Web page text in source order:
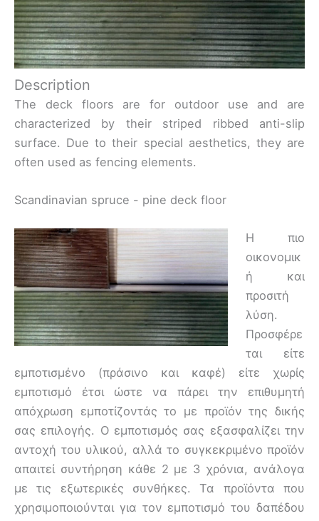
Description
The deck floors are for outdoor use and are
characterized by their striped ribbed anti-slip
surface. Due to their special aesthetics, they are
often used as fencing elements.
Scandinavian spruce - pine deck floor
Η πιο
οικονομικ
ή και
προσιτή
λύση.
Προσφέρε
ται είτε
εμποτισμένο (πράσινο και καφέ) είτε χωρίς
εμποτισμό έτσι ώστε να πάρει την επιθυμητή
απόχρωση εμποτίζοντάς το με προϊόν της δικής
σας επιλογής. Ο εμποτισμός σας εξασφαλίζει την
αντοχή του υλικού, αλλά το συγκεκριμένο προϊόν
απαιτεί συντήρηση κάθε 2 με 3 χρόνια, ανάλογα
με τις εξωτερικές συνθήκες. Τα προϊόντα που
χρησιμοποιούνται για τον εμποτισμό του δαπέδου